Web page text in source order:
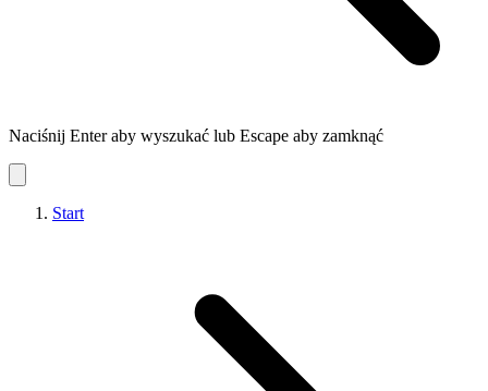
Naciśnij Enter aby wyszukać lub Escape aby zamknąć
Start